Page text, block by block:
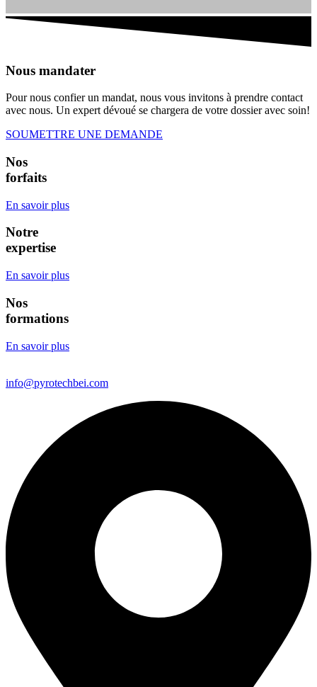
Nous mandater
Pour nous confier un mandat, nous vous invitons à prendre contact
avec nous. Un expert dévoué se chargera de votre dossier avec soin!
SOUMETTRE UNE DEMANDE
Nos
forfaits
En savoir plus
Notre
expertise
En savoir plus
Nos
formations
En savoir plus
info@pyrotechbei.com